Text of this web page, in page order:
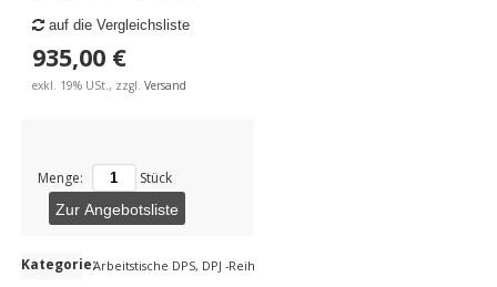
auf die Vergleichsliste
935,00 €
exkl. 19% USt., zzgl. Versand
Menge: Stück
Zur Angebotsliste
Kategorie:Arbeitstische DPS, DPJ -Reihe